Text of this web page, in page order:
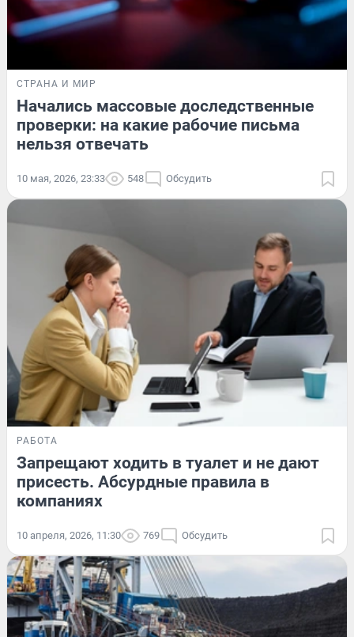
СТРАНА И МИР
Начались массовые доследственные
проверки: на какие рабочие письма
нельзя отвечать
10 мая, 2026, 23:33 548 Обсудить
РАБОТА
Запрещают ходить в туалет и не дают
присесть. Абсурдные правила в
компаниях
10 апреля, 2026, 11:30 769 Обсудить